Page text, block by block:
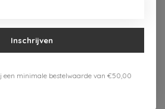
verlanglijst toevoegen
75,-
Inschrijven
een minimale bestelwaarde van €50,00